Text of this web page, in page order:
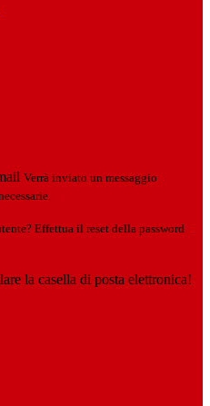
Verrà inviato un messaggio
Effettua il reset della password
la casella di posta elettronica!